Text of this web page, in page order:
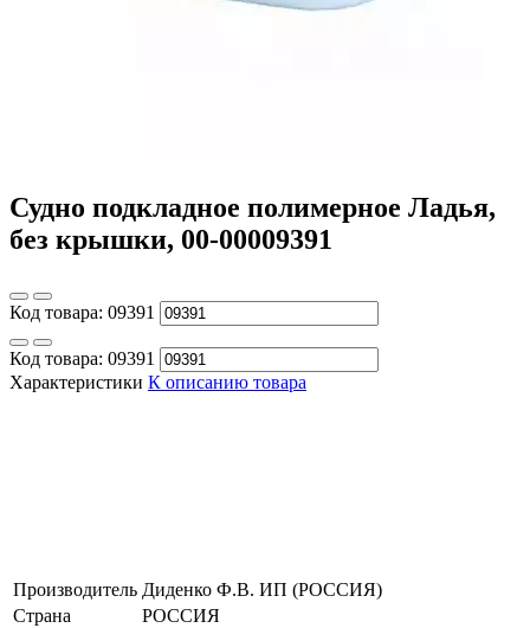
Судно подкладное полимерное Ладья,
без крышки, 00-00009391
Код товара: 09391
Код товара: 09391
Характеристики К описанию товара
Производитель Диденко Ф.В. ИП (РОССИЯ)
Страна
РОССИЯ